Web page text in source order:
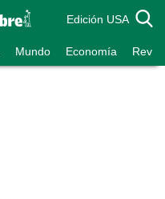
Edición USA
Mundo Economía